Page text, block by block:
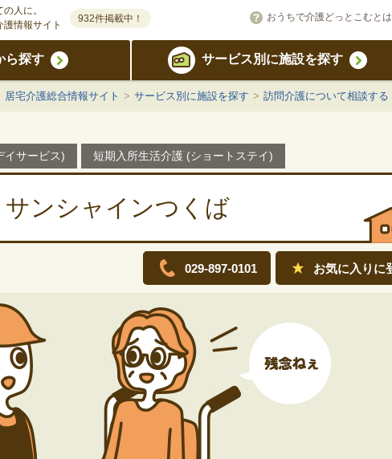
人に。
情報サイト
932件掲載中！ おうちで介護どっとこむとは
ら探す サービス別に施設を探す
宅介護総合情報サイト > サービス別に施設を探す > 訪問介護について相談する
イサービス) 短期入所生活介護 (ショートステイ)
ンシャインつくば
029-897-0101 お気に入りに